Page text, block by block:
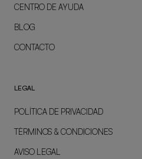
CENTRO DE AYUDA
BLOG
CONTACTO
LEGAL
POLÍTICA DE PRIVACIDAD
TÉRMINOS & CONDICIONES
AVISO LEGAL